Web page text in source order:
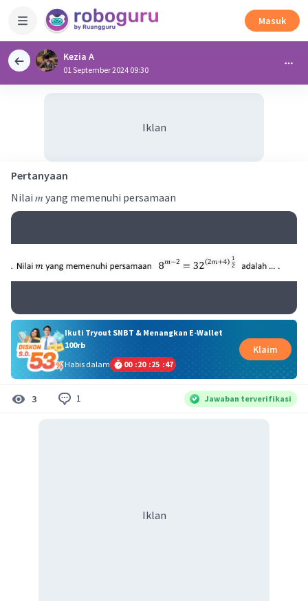
Masuk
Kezia A
01 September 2024 09:30
Iklan
Pertanyaan
Nilai 𝑚 yang memenuhi persamaan
Ikuti Tryout SNBT & Menangkan E-Wallet
100rb
Habis dalam
00 :20 :25 :46
Klaim
3 1 Jawaban terverifikasi
Iklan